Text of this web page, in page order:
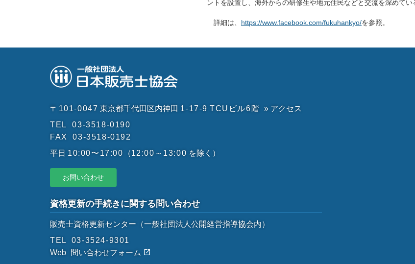
ントを設置し、海外からの研修生や地元住民などと交流を深めてい
詳細は、 https://www.facebook.com/fukuhankyo/を参照。
〒101-0047 東京都千代田区内神田 1-17-9 TCUビル6階
» アクセス
TEL
03-3518-0190
FAX
03-3518-0192
平日 10:00〜17:00 （12:00～13:00 を除く）
お問い合わせ
資格更新の手続きに関する問い合わせ
販売士資格更新センター （一般社団法人公開経営指導協会内）
TEL
03-3524-9301
Web
問い合わせフォーム